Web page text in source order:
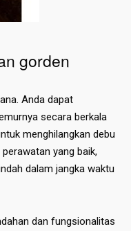
gorden
Anda dapat
secara berkala
menghilangkan debu
yang baik,
dalam jangka waktu
dan fungsionalitas